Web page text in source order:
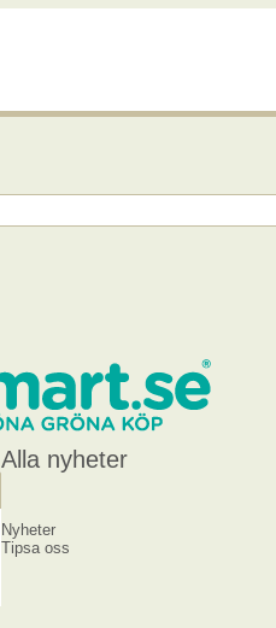
Alla nyheter
Nyheter
Tipsa oss